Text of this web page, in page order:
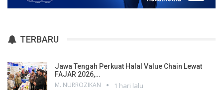
TERBARU
Jawa Tengah Perkuat Halal Value Chain Lewat
FAJAR 2026,…
M. NURROZIKAN 1 hari lalu